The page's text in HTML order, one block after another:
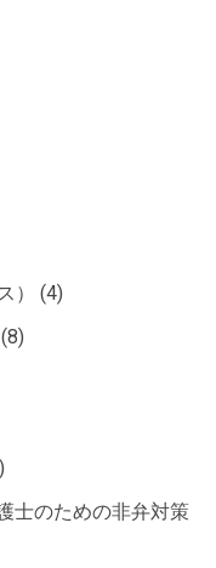
）
(4)
(8)
士のための非弁対策